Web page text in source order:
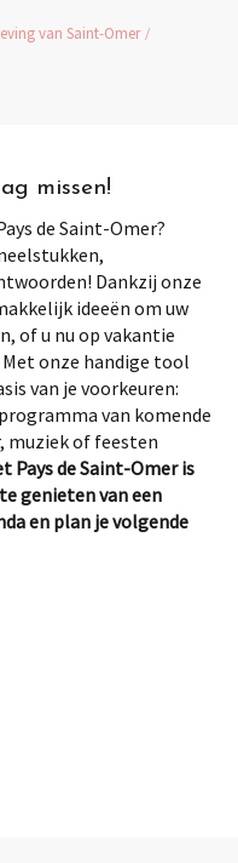
van Saint-Omer
missen!
de Saint-Omer?
Dankzij onze
ideeën om uw
of u nu op vakantie
onze handige tool
van je voorkeuren:
van komende
muziek of feesten
Pays de Saint-Omer is
genieten van een
en plan je volgende
aux